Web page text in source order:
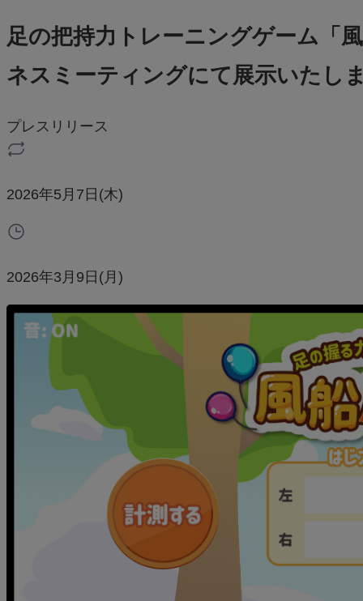
足の把持力トレーニングゲーム「
ネスミーティングにて展示いたし
プレスリリース
2026年5月7日(木)
2026年3月9日(月)